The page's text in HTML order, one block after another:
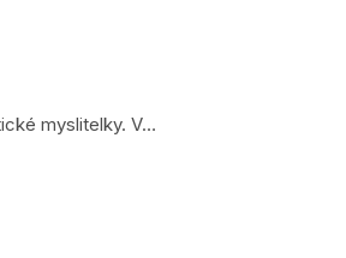
myslitelky. V…